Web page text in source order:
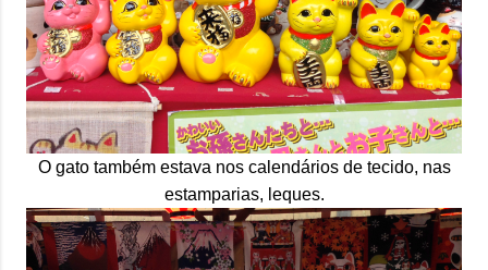
O gato também estava nos calendários de tecido, nas
estamparias, leques.